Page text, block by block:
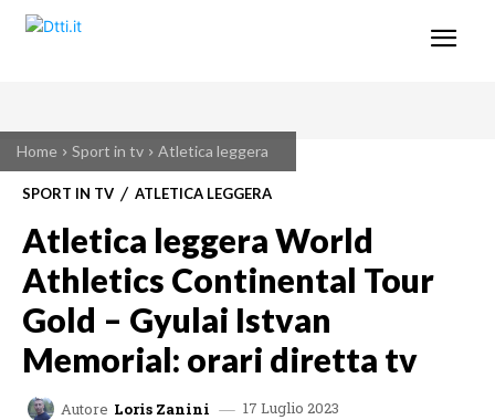
Home Sport in tv Atletica leggera
SPORT IN TV ATLETICA LEGGERA
Atletica leggera World
Athletics Continental Tour
Gold – Gyulai Istvan
Memorial: orari diretta tv
Autore Loris Zanini 17 Luglio 2023